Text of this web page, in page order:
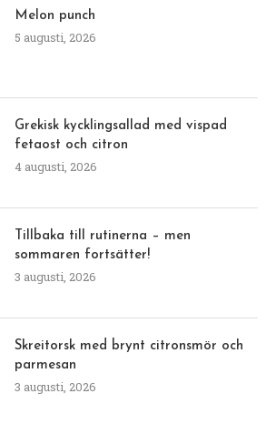
Melon punch
5 augusti, 2026
Grekisk kycklingsallad med vispad
fetaost och citron
4 augusti, 2026
Tillbaka till rutinerna – men
sommaren fortsätter!
3 augusti, 2026
Skreitorsk med brynt citronsmör och
parmesan
3 augusti, 2026